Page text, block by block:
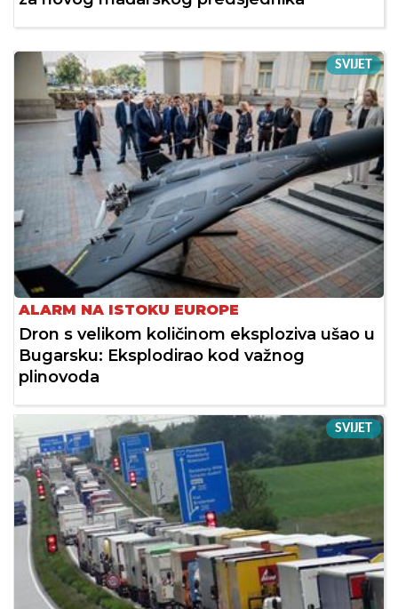
SVIJET
ALARM NA ISTOKU EUROPE
Dron s velikom količinom eksploziva ušao u
Bugarsku: Eksplodirao kod važnog
plinovoda
SVIJET